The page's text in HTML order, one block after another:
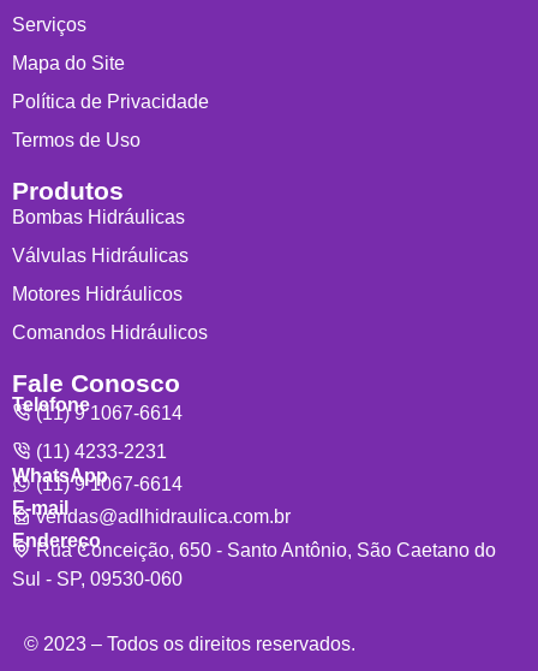
Serviços
Mapa do Site
Política de Privacidade
Termos de Uso
Produtos
Bombas Hidráulicas
Válvulas Hidráulicas
Motores Hidráulicos
Comandos Hidráulicos
Fale Conosco
Telefone
(11) 9 1067-6614
(11) 4233-2231
WhatsApp
(11) 9 1067-6614
E-mail
vendas@adlhidraulica.com.br
Endereço
Rua Conceição, 650 - Santo Antônio, São Caetano do
Sul - SP, 09530-060
© 2023 – Todos os direitos reservados.